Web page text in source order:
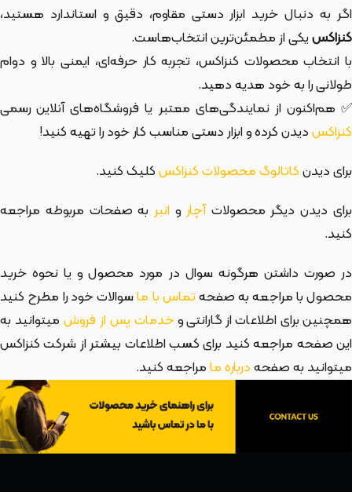
اگر به دنبال خرید ابزار دستی مقاوم، دقیق و استاندارد هستید،
کنزاکسیکی از مطمئن‌ترین انتخاب‌هاست.
با انتخاب محصولات کنزاکس، تجربه کار حرفه‌ای، ایمنی بالا و دوام
طولانی را به خود هدیه دهید.
✅ هم‌اکنون از نمایندگی‌های معتبر یا فروشگاه‌های آنلاین رسمی
کنزاکسدیدن کرده و ابزار دستی مناسب کار خود را تهیه کنید!
برای دیدنکاتالوگ محصولات کنزاکسکلیک کنید.
برای دیدن دیگر محصولاتآچار و انبربه صفحات مربوطه مراجعه
کنید.
در صورت داشتن هرگونه سوال در مورد محصول و یا نحوه خرید
محصول با مراجعه به صفحهتماس با ماسوالات خود را مطرح کنید
همچنین برای اطلاعات از گارانتی وخدمات پس از فروش میتوانید به
این صفحه مراجعه کنید برای کسب اطلاعات بیشتر از شرکت کنزاکس
میتوانید به صفحهدرباره مامراجعه کنید.